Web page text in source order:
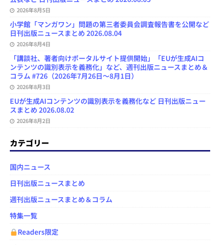
2026年8月5日
小学館「マンガワン」問題の第三者委員会調査報告書を公開など
日刊出版ニュースまとめ 2026.08.04
2026年8月4日
「講談社、著者向けポータルサイト提供開始」「EUが生成AIコ
ンテンツの識別表示を義務化」など、週刊出版ニュースまとめ＆
コラム #726（2026年7月26日～8月1日）
2026年8月3日
EUが生成AIコンテンツの識別表示を義務化など 日刊出版ニュー
スまとめ 2026.08.02
2026年8月2日
カテゴリー
国内ニュース
日刊出版ニュースまとめ
週刊出版ニュースまとめ＆コラム
特集一覧
Readers限定